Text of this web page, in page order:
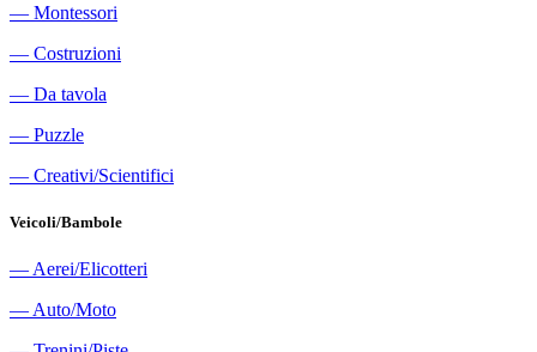
― Montessori
― Costruzioni
― Da tavola
― Puzzle
― Creativi/Scientifici
Veicoli/Bambole
― Aerei/Elicotteri
― Auto/Moto